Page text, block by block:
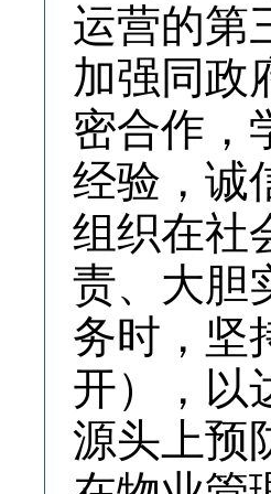
运营的第
加强同政
密合作，
经验，诚
组织在社
责、大胆
务时，坚
开），以
源头上预